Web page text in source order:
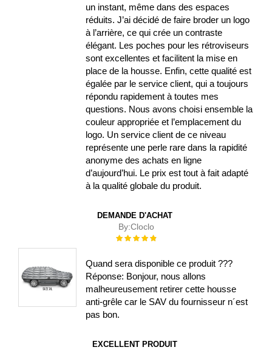
un instant, même dans des espaces
réduits. J’ai décidé de faire broder un logo
à l’arrière, ce qui crée un contraste
élégant. Les poches pour les rétroviseurs
sont excellentes et facilitent la mise en
place de la housse. Enfin, cette qualité est
égalée par le service client, qui a toujours
répondu rapidement à toutes mes
questions. Nous avons choisi ensemble la
couleur appropriée et l’emplacement du
logo. Un service client de ce niveau
représente une perle rare dans la rapidité
anonyme des achats en ligne
d’aujourd’hui. Le prix est tout à fait adapté
à la qualité globale du produit.
DEMANDE D'ACHAT
By:Cloclo
Évaluation :
Quand sera disponible ce produit ???
Réponse: Bonjour, nous allons
malheureusement retirer cette housse
anti-grêle car le SAV du fournisseur n´est
pas bon.
EXCELLENT PRODUIT